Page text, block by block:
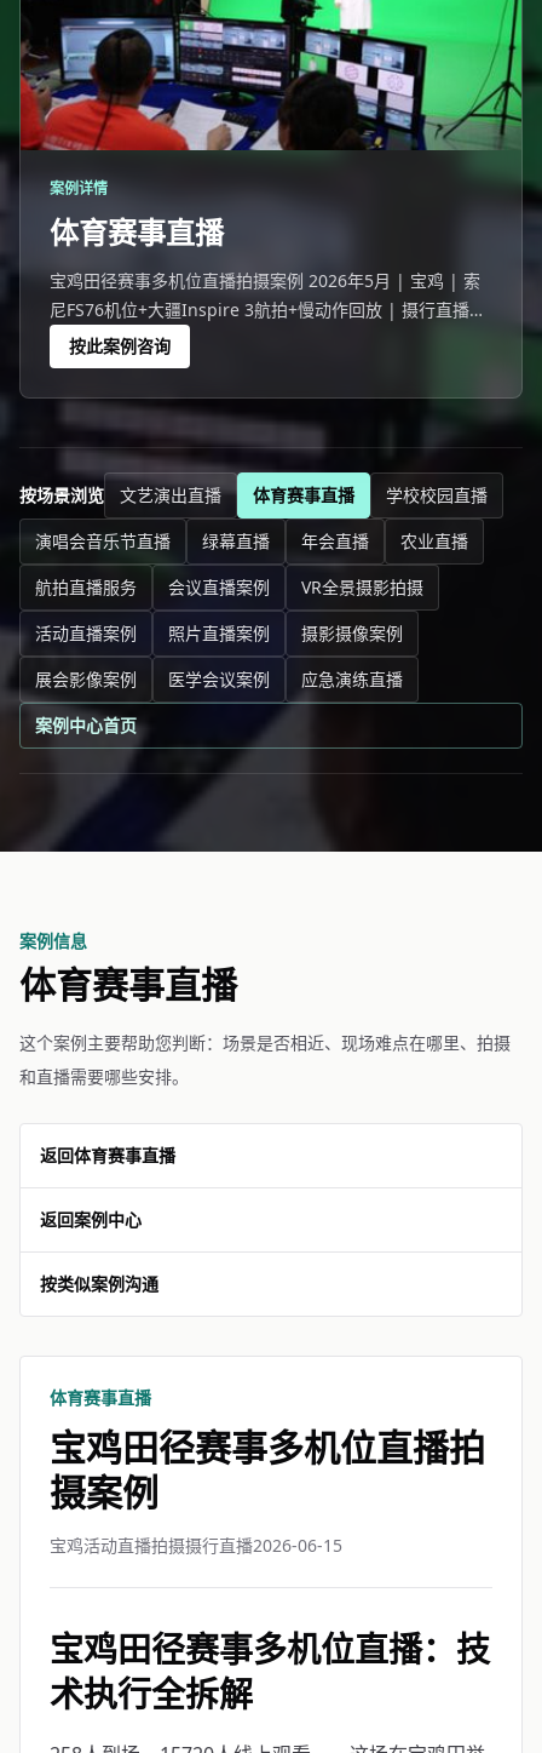
案例详情
体育赛事直播
宝鸡田径赛事多机位直播拍摄案例 2026年5月 | 宝鸡 | 索
尼FS76机位+大疆Inspire 3航拍+慢动作回放 | 摄行直播宝
鸡团队 宝鸡一场244人参与的田径赛事活动，线上8968人
观看。
按此案例咨询
按场景浏览 文艺演出直播 体育赛事直播
学校校园直播
演唱会音乐节直播
绿幕直播 年会直播
农业直播
航拍直播服务
会议直播案例
VR全景摄影拍摄
活动直播案例
照片直播案例
摄影摄像案例
展会影像案例
医学会议案例
应急演练直播
案例中心首页
案例信息
体育赛事直播
这个案例主要帮助您判断：场景是否相近、现场难点在哪里、拍摄
和直播需要哪些安排。
返回体育赛事直播
返回案例中心
按类似案例沟通
体育赛事直播
宝鸡田径赛事多机位直播拍
摄案例
宝鸡活动直播拍摄摄行直播2026-06-15
宝鸡田径赛事多机位直播：技
术执行全拆解